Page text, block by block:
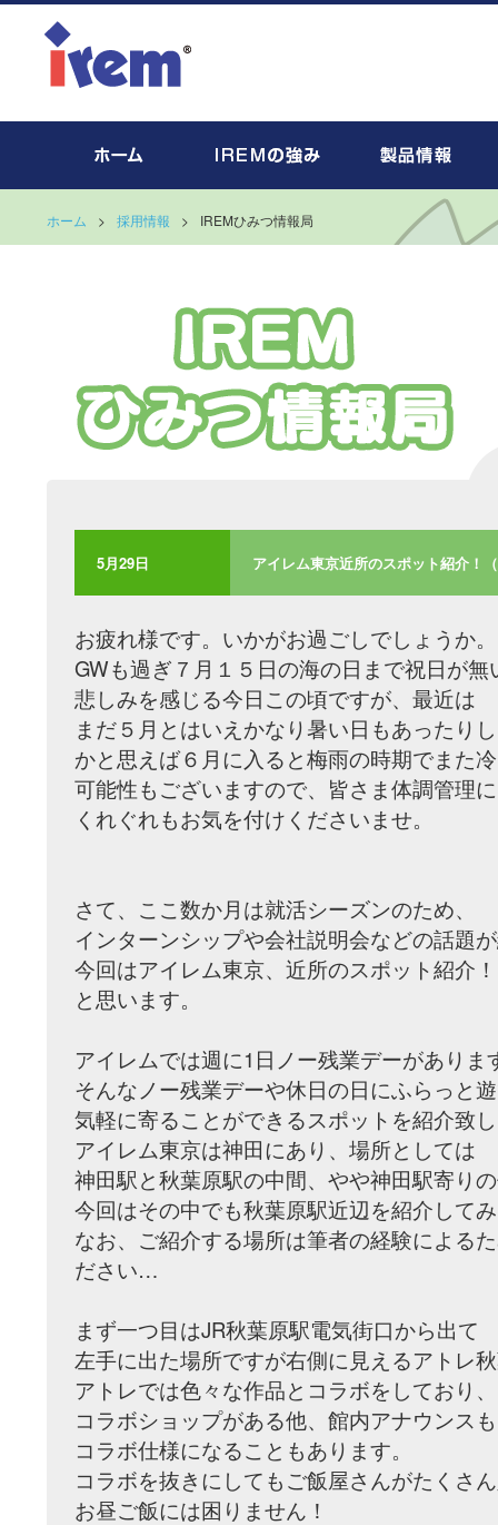
ホーム > 採用情報 > IREMひみつ情報局
5月29日 アイレム東京近所のスポット紹介！
お疲れ様です。いかがお過ごしでしょうか。
GWも過ぎ７月１５日の海の日まで祝日が無
悲しみを感じる今日この頃ですが、最近は
まだ５月とはいえかなり暑い日もあったり
かと思えば６月に入ると梅雨の時期でまた
可能性もございますので、皆さま体調管理
くれぐれもお気を付けくださいませ。
さて、ここ数か月は就活シーズンのため、
インターンシップや会社説明会などの話題
今回はアイレム東京、近所のスポット紹介
と思います。
アイレムでは週に1日ノー残業デーがありま
そんなノー残業デーや休日の日にふらっと
気軽に寄ることができるスポットを紹介致
アイレム東京は神田にあり、場所としては
神田駅と秋葉原駅の中間、やや神田駅寄り
今回はその中でも秋葉原駅近辺を紹介して
なお、ご紹介する場所は筆者の経験による
ださい…
まず一つ目はJR秋葉原駅電気街口から出て
左手に出た場所ですが右側に見えるアトレ
アトレでは色々な作品とコラボをしており、
コラボショップがある他、館内アナウンスも
コラボ仕様になることもあります。
コラボを抜きにしてもご飯屋さんがたくさ
お昼ご飯には困りません！